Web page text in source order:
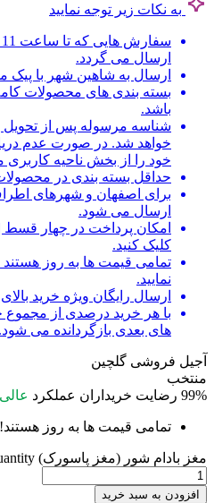
به نکات زیر توجه نمایید
ارسال می گردد.
ارسال به شاهین شهر با پیک
بسته بندی های محصولات
باشد.
شناسه مرسوله پس از تحویل
خواهد شد. در صورت عدم
خود را از بخش ناحیه کاربری
حداقل بسته بندی در محصولات وزنی، 200
برای اصفهان و شهرهای
ارسال می شود.
امکان پرداخت در چهار قسط
کلیک کنید.
تمامی قیمت ها به روز هستند
نمایید.
ارسال رایگان ویژه خرید بالای 2,500,000 تومان می باشد
با هر خرید درصدی از مجموع
های بعدی بازگردانده می شود.
آجیل فروشی گلچین
منتخب
99% رضایت خریداران عملکرد عالی
تمامی قیمت ها به روز هستند!
مغز بادام شور (مغز پاسورک) quantity
افزودن به سبد خرید